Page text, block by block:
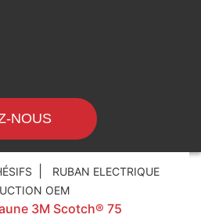
NOUS
RUBAN ELECTRIQUE
OEM
3M Scotch® 75